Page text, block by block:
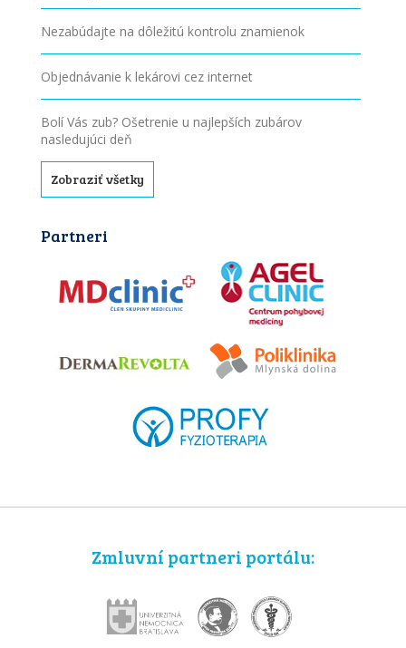
Nezabúdajte na dôležitú kontrolu znamienok
Objednávanie k lekárovi cez internet
Bolí Vás zub? Ošetrenie u najlepších zubárov
nasledujúci deň
Zobraziť všetky
Partneri
Zmluvní partneri portálu: